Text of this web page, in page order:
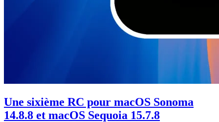
Une sixième RC pour macOS Sonoma
14.8.8 et macOS Sequoia 15.7.8